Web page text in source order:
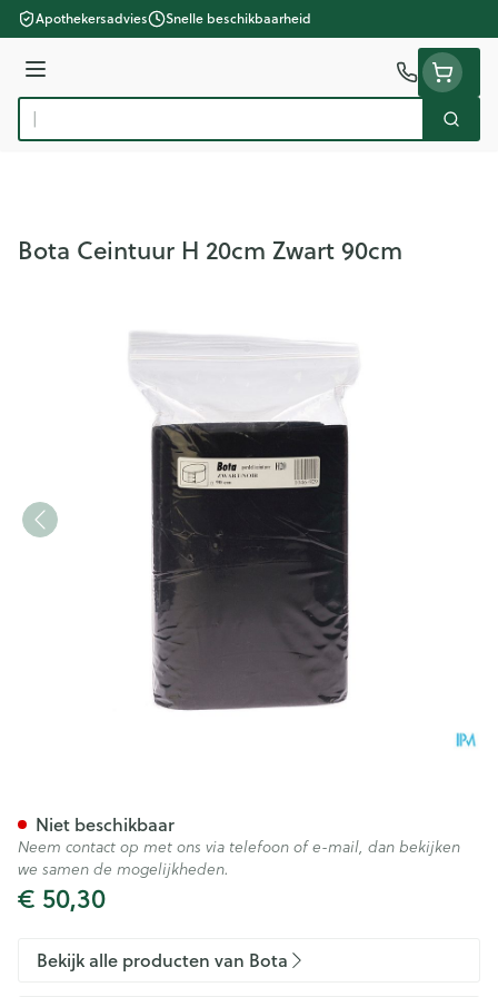
Ga naar de inhoud
Apothekersadvies Snelle beschikbaarheid
Menu
Product, merk, categorie...
Zoek
Bota Ceintuur H 20cm Zwart 90cm
€ 50,30
Niet beschikbaar
Neem contact op met ons via telefoon of e-mail, dan bekijken
we samen de mogelijkheden.
Bekijk alle producten van Bota